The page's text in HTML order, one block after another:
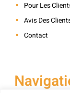
Pour Les
Avis Des
Contact